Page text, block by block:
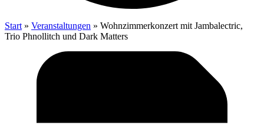
Start » Veranstaltungen » Wohn­zim­mer­kon­zert mit Jam­balec­tric,
Trio Phnol­litch und Dark Matters